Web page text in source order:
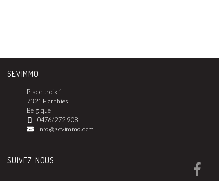
SEVIMMO
Place croix 1
7321 Harchies
Belgique
0476/272.908
info@sevimmo.com
SUIVEZ-NOUS